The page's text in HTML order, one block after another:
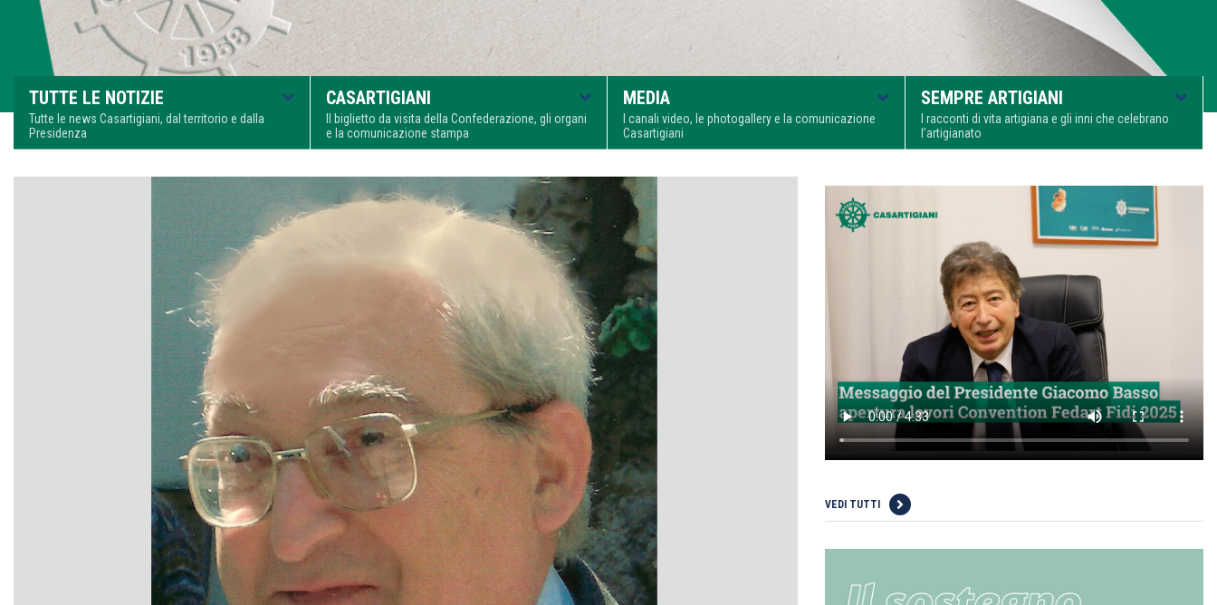
TUTTE LE NOTIZIE
Tutte le news Casartigiani, dal territorio e dalla
Presidenza
CASARTIGIANI
Il biglietto da visita della Confederazione, gli organi
e la comunicazione stampa
MEDIA
I canali video, le photogallery e la comunicazione
Casartigiani
SEMPRE ARTIGIANI
I racconti di vita artigiana e gli inni che celebrano
l’artigianato
VEDI TUTTI